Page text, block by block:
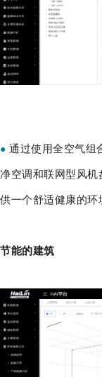
● 通过使用全空气组
净空调和联网型风机
供一个舒适健康的环
节能的建筑